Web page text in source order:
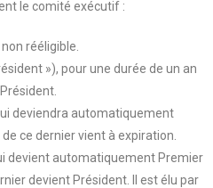
le comité exécutif :
rééligible.
»), pour une durée de un an
deviendra automatiquement
ce dernier vient à expiration.
devient automatiquement Premier
devient Président. Il est élu par